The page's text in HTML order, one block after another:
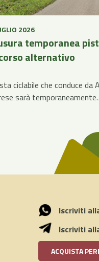
2026
temporanea
alternativo
ciclabile che conduce da
sarà
Iscriviti
Iscriviti
ACQUISTA